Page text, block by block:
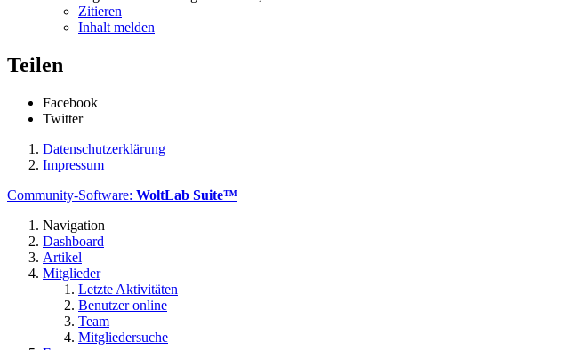
Zitieren
Inhalt melden
Teilen
Facebook
Twitter
Datenschutzerklärung
Impressum
Community-Software: WoltLab Suite™
Navigation
Dashboard
Artikel
Mitglieder
Letzte Aktivitäten
Benutzer online
Team
Mitgliedersuche